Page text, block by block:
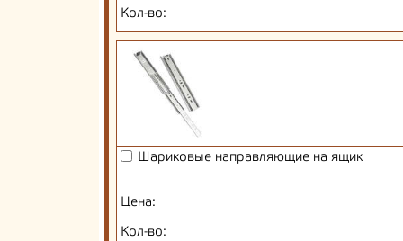
Кол-во:
Шариковые направляющие на ящик
Цена:
Кол-во: